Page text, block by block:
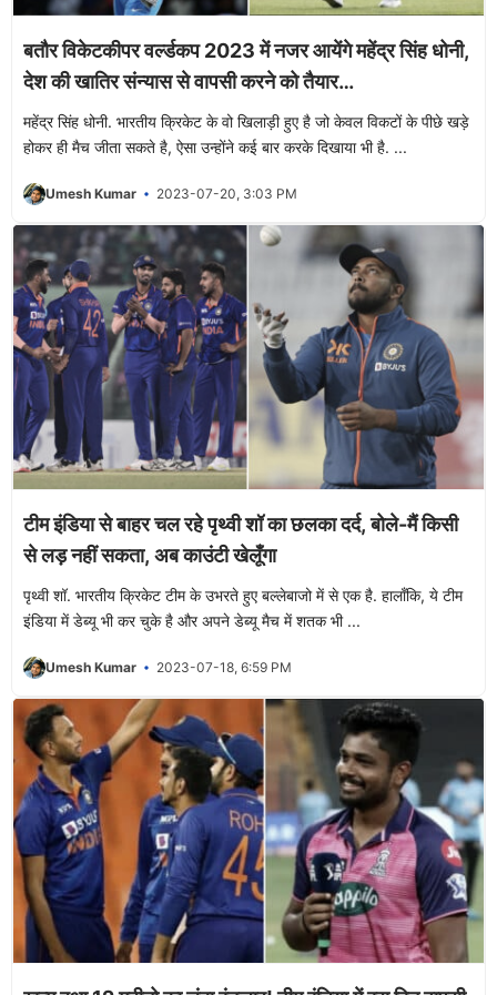
बतौर विकेटकीपर वर्ल्डकप 2023 में नजर आयेंगे महेंद्र सिंह धोनी,
देश की खातिर संन्यास से वापसी करने को तैयार…
महेंद्र सिंह धोनी. भारतीय क्रिकेट के वो खिलाड़ी हुए है जो केवल विकटों के पीछे खड़े
होकर ही मैच जीता सकते है, ऐसा उन्होंने कई बार करके दिखाया भी है. ...
Umesh Kumar 2023-07-20, 3:03 PM
टीम इंडिया से बाहर चल रहे पृथ्वी शॉ का छलका दर्द, बोले-मैं किसी
से लड़ नहीं सकता, अब काउंटी खेलूँगा
पृथ्वी शॉ. भारतीय क्रिकेट टीम के उभरते हुए बल्लेबाजो में से एक है. हालाँकि, ये टीम
इंडिया में डेब्यू भी कर चुके है और अपने डेब्यू मैच में शतक भी ...
Umesh Kumar 2023-07-18, 6:59 PM